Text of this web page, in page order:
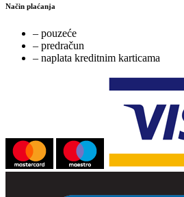
Način plaćanja
– pouzeće
– predračun
– naplata kreditnim karticama